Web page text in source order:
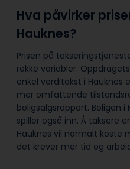
Hva påvirker
Hauknes?
Prisen på
rekke variabler.
enkel verditakst i Hauknes
mer omfattende
boligsalgsrapport. Boligen
spiller også inn. Å taksere
Hauknes vil normalt koste
det krever mer tid og